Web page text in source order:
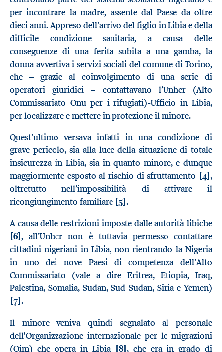
per incontrare la madre, assente dal Paese da oltre
dieci anni. Appreso dell’arrivo del figlio in Libia e della
difficile condizione sanitaria, a causa delle
conseguenze di una ferita subita a una gamba, la
donna avvertiva i servizi sociali del comune di Torino,
che – grazie al coinvolgimento di una serie di
operatori giuridici – contattavano l’Unhcr (Alto
Commissariato Onu per i rifugiati)-Ufficio in Libia,
per localizzare e mettere in protezione il minore.
Quest’ultimo versava infatti in una condizione di
grave pericolo, sia alla luce della situazione di totale
insicurezza in Libia, sia in quanto minore, e dunque
maggiormente esposto al rischio di sfruttamento [4],
oltretutto nell’impossibilità di attivare il
ricongiungimento familiare [5].
A causa delle restrizioni imposte dalle autorità libiche
[6], all’Unhcr non è tuttavia permesso contattare
cittadini nigeriani in Libia, non rientrando la Nigeria
in uno dei nove Paesi di competenza dell’Alto
Commissariato (vale a dire Eritrea, Etiopia, Iraq,
Palestina, Somalia, Sudan, Sud Sudan, Siria e Yemen)
[7].
Il minore veniva quindi segnalato al personale
dell'Organizzazione internazionale per le migrazioni
(Oim) che opera in Libia [8], che era in grado di